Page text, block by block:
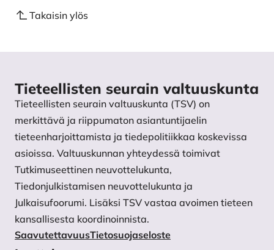
Takaisin ylös
Tieteellisten seurain valtuuskunta
Tieteellisten seurain valtuuskunta (TSV) on
merkittävä ja riippumaton asiantuntijaelin
tieteenharjoittamista ja tiedepolitiikkaa koskevissa
asioissa. Valtuuskunnan yhteydessä toimivat
Tutkimuseettinen neuvottelukunta,
Tiedonjulkistamisen neuvottelukunta ja
Julkaisufoorumi. Lisäksi TSV vastaa avoimen tieteen
kansallisesta koordinoinnista.
SaavutettavuusTietosuojaseloste